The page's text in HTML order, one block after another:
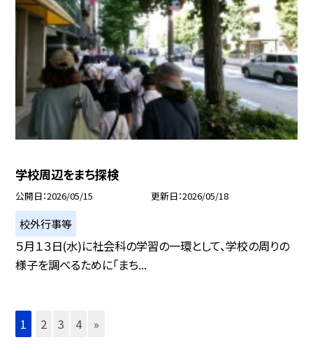
学校周辺をまち探検
公開日 2026/05/15 更新日 2026/05/18
校外行事等
５月１３日(水)に社会科の学習の一環として、学校の周りの
様子を調べるために「まち...
1 2 3 4 »